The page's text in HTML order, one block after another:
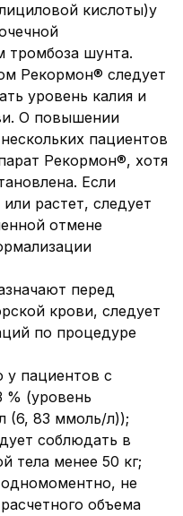
кислоты)у
тромбоза шунта.
Рекормон® следует
уровень калия и
О повышении
пациентов
Рекормон®, хотя
Если
растет, следует
отмене
перед
крови, следует
по процедуре
у пациентов с
% (уровень
(6, 83 ммоль/л));
соблюдать в
тела менее 50 кг;
не
объема